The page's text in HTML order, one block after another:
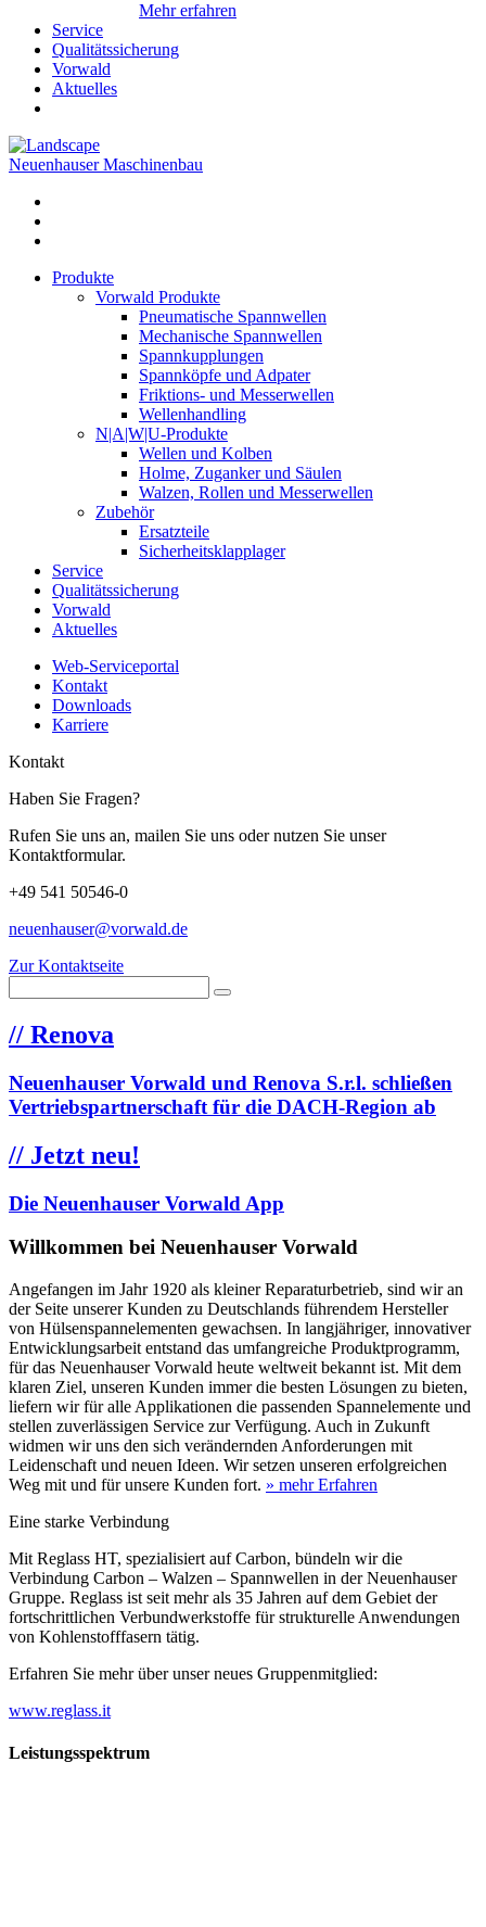
Mehr erfahren
Service
Qualitätssicherung
Vorwald
Aktuelles
Neuenhauser Maschinenbau
Produkte
Vorwald Produkte
Pneumatische Spannwellen
Mechanische Spannwellen
Spannkupplungen
Spannköpfe und Adpater
Friktions- und Messerwellen
Wellenhandling
N|A|W|U-Produkte
Wellen und Kolben
Holme, Zuganker und Säulen
Walzen, Rollen und Messerwellen
Zubehör
Ersatzteile
Sicherheitsklapplager
Service
Qualitätssicherung
Vorwald
Aktuelles
Web-Serviceportal
Kontakt
Downloads
Karriere
Kontakt
Haben Sie Fragen?
Rufen Sie uns an, mailen Sie uns oder nutzen Sie unser
Kontaktformular.
+49 541 50546-0
neuenhauser@vorwald.de
Zur Kontaktseite
// Renova
Neuenhauser Vorwald und Renova S.r.l. schließen
Vertriebspartnerschaft für die DACH-Region ab
// Jetzt neu!
Die Neuenhauser Vorwald App
Willkommen bei Neuenhauser Vorwald
Angefangen im Jahr 1920 als kleiner Reparaturbetrieb, sind wir an
der Seite unserer Kunden zu Deutschlands führendem Hersteller
von Hülsenspannelementen gewachsen. In langjähriger, innovativer
Entwicklungsarbeit entstand das umfangreiche Produktprogramm,
für das Neuenhauser Vorwald heute weltweit bekannt ist. Mit dem
klaren Ziel, unseren Kunden immer die besten Lösungen zu bieten,
liefern wir für alle Applikationen die passenden Spannelemente und
stellen zuverlässigen Service zur Verfügung. Auch in Zukunft
widmen wir uns den sich verändernden Anforderungen mit
Leidenschaft und neuen Ideen. Wir setzen unseren erfolgreichen
Weg mit und für unsere Kunden fort. » mehr Erfahren
Eine starke Verbindung
Mit Reglass HT, spezialisiert auf Carbon, bündeln wir die
Verbindung Carbon – Walzen – Spannwellen in der Neuenhauser
Gruppe. Reglass ist seit mehr als 35 Jahren auf dem Gebiet der
fortschrittlichen Verbundwerkstoffe für strukturelle Anwendungen
von Kohlenstofffasern tätig.
Erfahren Sie mehr über unser neues Gruppenmitglied:
www.reglass.it
Leistungsspektrum